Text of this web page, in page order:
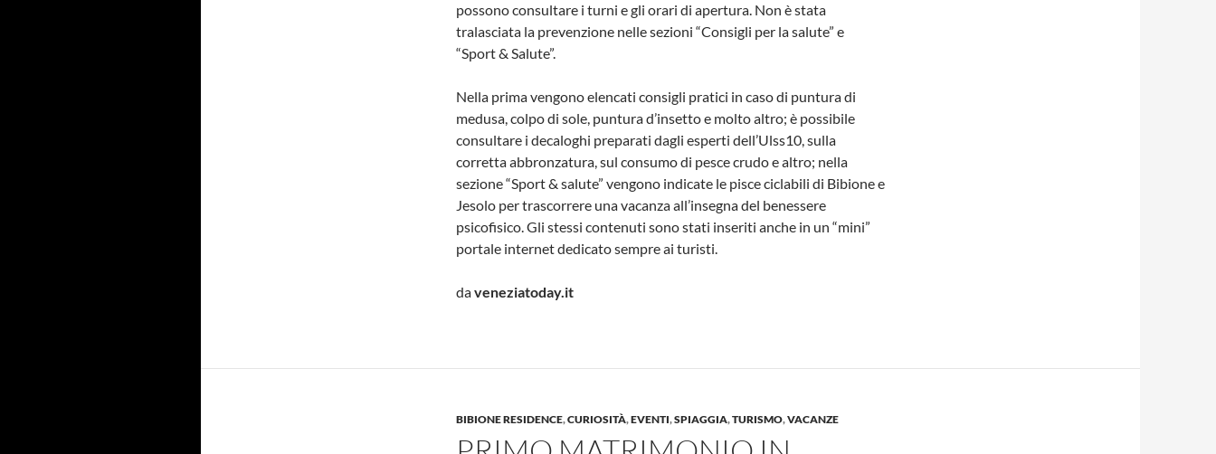
possono consultare i turni e gli orari di apertura. Non è stata
tralasciata la prevenzione nelle sezioni “Consigli per la salute” e
“Sport & Salute”.
Nella prima vengono elencati consigli pratici in caso di puntura di
medusa, colpo di sole, puntura d’insetto e molto altro; è possibile
consultare i decaloghi preparati dagli esperti dell’Ulss10, sulla
corretta abbronzatura, sul consumo di pesce crudo e altro; nella
sezione “Sport & salute” vengono indicate le pisce ciclabili di Bibione e
Jesolo per trascorrere una vacanza all’insegna del benessere
psicofisico. Gli stessi contenuti sono stati inseriti anche in un “mini”
portale internet dedicato sempre ai turisti.
daveneziatoday.it
BIBIONE RESIDENCE,CURIOSITÀ,EVENTI,SPIAGGIA,TURISMO,VACANZE